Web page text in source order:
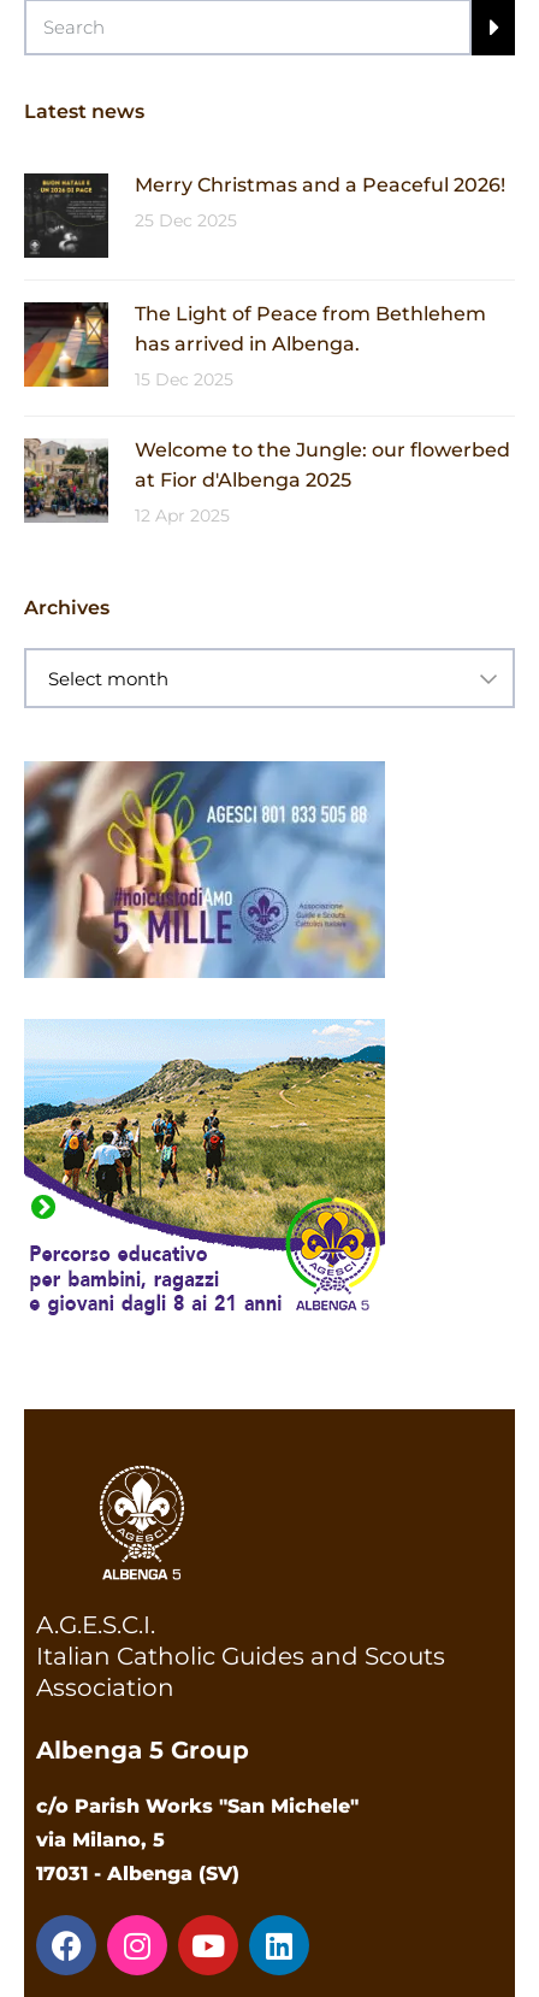
Latest news
Merry Christmas and a Peaceful 2026!
25 Dec 2025
The Light of Peace from Bethlehem
has arrived in Albenga.
15 Dec 2025
Welcome to the Jungle: our flowerbed
at Fior d'Albenga 2025
12 Apr 2025
Archives
A.G.E.S.C.I.
Italian Catholic Guides and Scouts
Association
Albenga 5 Group
c/o Parish Works "San Michele"
via Milano, 5
17031 - Albenga (SV)